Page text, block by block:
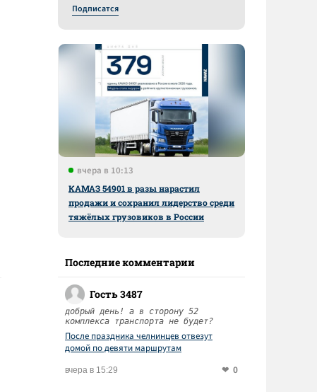
Подписатся
вчера в 10:13
КАМАЗ 54901 в разы нарастил
продажи и сохранил лидерство среди
тяжёлых грузовиков в России
Последние комментарии
Гость 3487
добрый день! а в сторону 52
комплекса транспорта не будет?
После праздника челнинцев отвезут
домой по девяти маршрутам
вчера в 15:29 0